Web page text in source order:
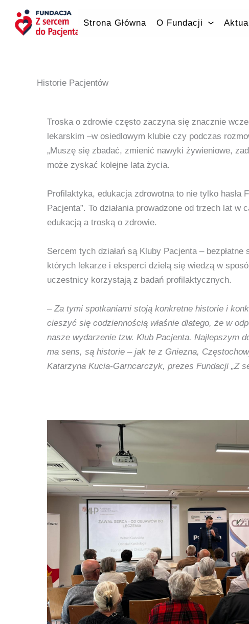
treści
Strona Główna O Fundacji
Historie Pacjentów
Troska o zdrowie często zaczyna się znacznie
lekarskim –w osiedlowym klubie czy podczas
„Muszę się zbadać, zmienić nawyki żywieniowe,
może zyskać kolejne lata życia.
Profilaktyka, edukacja zdrowotna to nie tylko hasła
Pacjenta”. To działania prowadzone od trzech lat w
edukacją a troską o zdrowie.
Sercem tych działań są Kluby Pacjenta –
których lekarze i eksperci dzielą się wiedzą w
uczestnicy korzystają z badań profilaktycznych.
– Za tymi spotkaniami stoją konkretne historie i
cieszyć się codziennością właśnie dlatego, że w
nasze wydarzenie tzw. Klub Pacjenta. Najlepszym
ma sens, są historie – jak te z Gniezna,
Katarzyna Kucia-Garncarczyk, prezes Fundacji „Z